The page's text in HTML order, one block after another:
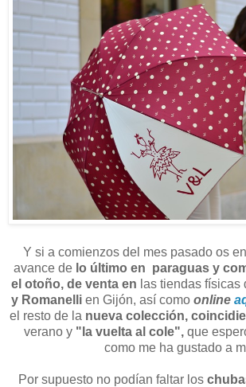
Y si a comienzos del mes pasado os
avance de lo último en paraguas y
el otoño, de venta en las tiendas físicas
y Romanelli en Gijón, así como online
el resto de la nueva colección,
verano y "la vuelta al cole", que
como me ha gustado a
Por supuesto no podían faltar los